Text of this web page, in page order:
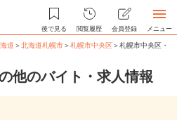
後で見る 閲覧履歴 会員登録 メニュー
道 ＞北海道札幌市＞札幌市中央区＞札幌市中央区・
他のバイト・求人情報